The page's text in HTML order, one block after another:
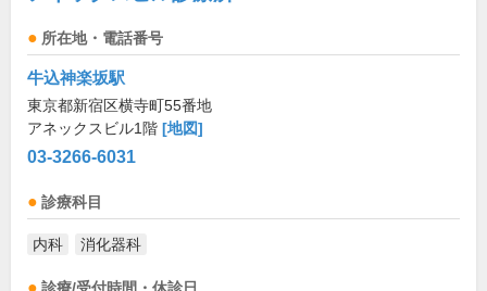
所在地・電話番号
牛込神楽坂駅
東京都新宿区横寺町55番地
アネックスビル1階 [地図]
03-3266-6031
診療科目
内科 消化器科